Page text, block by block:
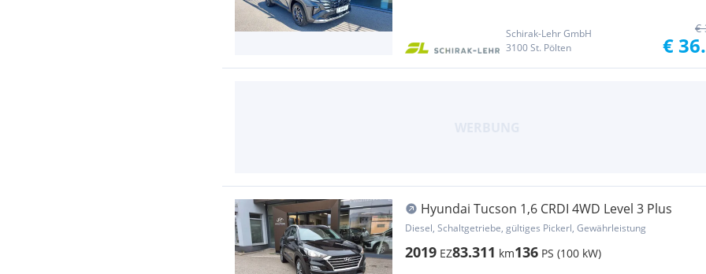
Schirak-Lehr GmbH
3100 St. Pölten
€
€
Hyundai Tucson 1,6 CRDI 4WD Level 3 Plus
Diesel, Schaltgetriebe, gültiges Pickerl, Gewährleistung
2019 EZ83.311 km136 PS (100 kW)